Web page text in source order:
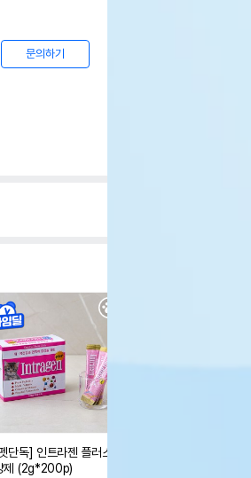
문의하기
단독] 인트라젠 플러스
제 (2g*200p)